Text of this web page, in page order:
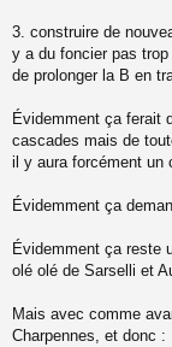
3. construire de
y a du foncier pas
de prolonger la B en
Évidemment ça ferait
cascades mais de
il y aura forcément un
Évidemment ça
Évidemment ça reste
olé olé de Sarselli et
Mais avec comme
Charpennes, et donc :